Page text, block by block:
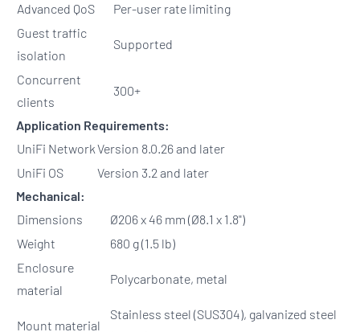
Advanced QoS
Per-user rate limiting
Guest traffic
isolation
Supported
Concurrent
clients
300+
Application Requirements:
UniFi NetworkVersion 8.0.26 and later
UniFi OS
Version 3.2 and later
Mechanical:
Dimensions
Ø206 x 46 mm (Ø8.1 x 1.8")
Weight
680 g (1.5 lb)
Enclosure
material
Polycarbonate, metal
Mount material
Stainless steel (SUS304), galvanized steel